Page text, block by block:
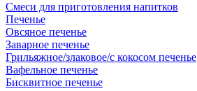
Смеси для приготовления напитков
Печенье
Овсяное печенье
Заварное печенье
Грильяжное/злаковое/с кокосом печенье
Вафельное печенье
Бисквитное печенье